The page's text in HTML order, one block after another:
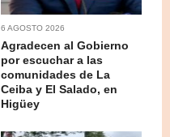
6 AGOSTO 2026
Agradecen al Gobierno
por escuchar a las
comunidades de La
Ceiba y El Salado, en
Higüey